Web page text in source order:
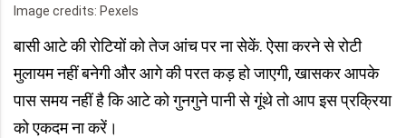
Image credits: Pexels
बासी आटे की रोटियों को तेज आंच पर ना सेकें. ऐसा करने से रोटी
मुलायम नहीं बनेगी और आगे की परत कड़ हो जाएगी, खासकर आपके
पास समय नहीं है कि आटे को गुनगुने पानी से गूंथे तो आप इस प्रक्रिया
को एकदम ना करें।